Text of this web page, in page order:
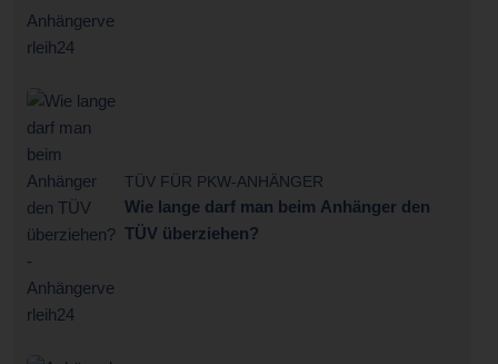
TÜV FÜR PKW-ANHÄNGER
Wie lange darf man beim Anhänger den
TÜV überziehen?